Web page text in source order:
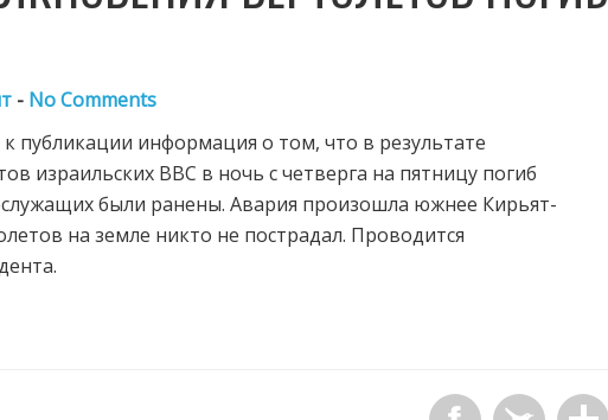
- No Comments
публикации информация о том, что в результате
израильских ВВС в ночь с четверга на пятницу погиб
были ранены. Авария произошла южнее Кирьят-
на земле никто не пострадал. Проводится